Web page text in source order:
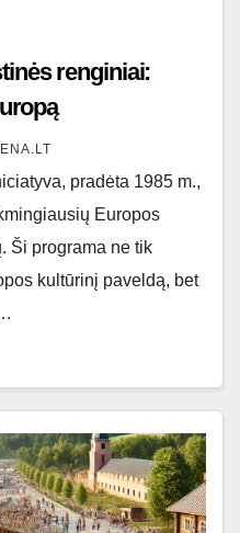
renginiai:
pradėta 1985 m.,
Europos
Ši programa ne tik
kultūrinį paveldą, bet